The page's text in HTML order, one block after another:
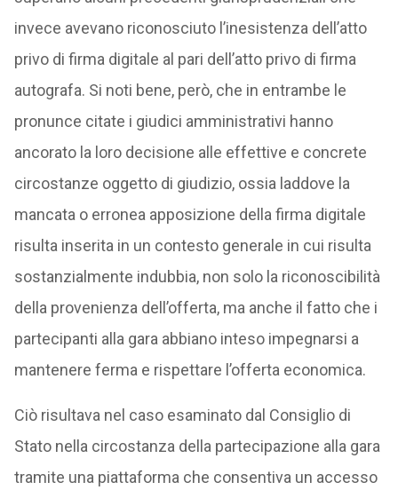
invece avevano riconosciuto l’inesistenza dell’atto
privo di firma digitale al pari dell’atto privo di firma
autografa. Si noti bene, però, che in entrambe le
pronunce citate i giudici amministrativi hanno
ancorato la loro decisione alle effettive e concrete
circostanze oggetto di giudizio, ossia laddove la
mancata o erronea apposizione della firma digitale
risulta inserita in un contesto generale in cui risulta
sostanzialmente indubbia, non solo la riconoscibilità
della provenienza dell’offerta, ma anche il fatto che i
partecipanti alla gara abbiano inteso impegnarsi a
mantenere ferma e rispettare l’offerta economica.
Ciò risultava nel caso esaminato dal Consiglio di
Stato nella circostanza della partecipazione alla gara
tramite una piattaforma che consentiva un accesso